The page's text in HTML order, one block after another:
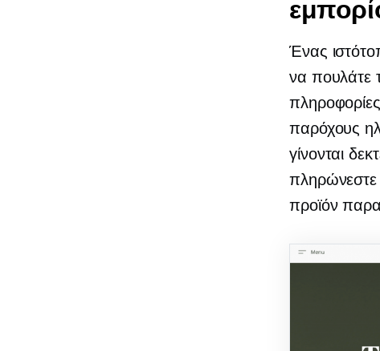
Ένας
να πουλάτε
παρόχους
γίνονται
πληρώνεστε
προϊόν